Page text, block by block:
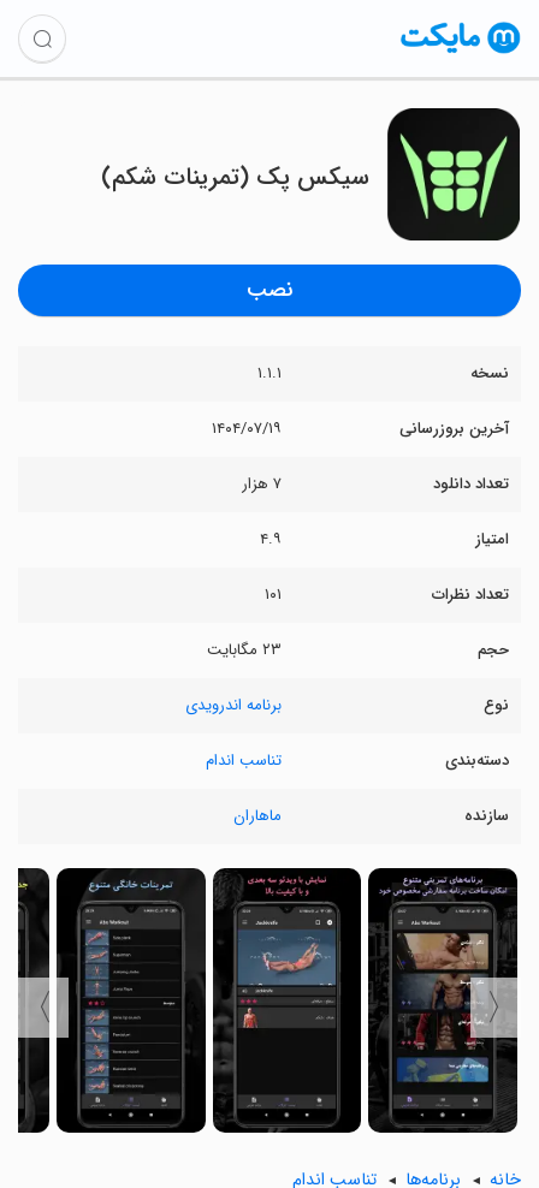
‏‏سیکس پک (تمرینات شکم)
نصب
نسخه ۱.۱.۱
آخرین بروزرسانی ۱۴۰۴/۰۷/۱۹
تعداد دانلود ۷ هزار
امتیاز ۴.۹
تعداد نظرات ۱۰۱
حجم ۲۳ مگابایت
نوع برنامه اندرویدی
دسته‌بندی تناسب اندام
سازنده ماهاران
〈
〉
خانه برنامه‌ها تناسب اندام